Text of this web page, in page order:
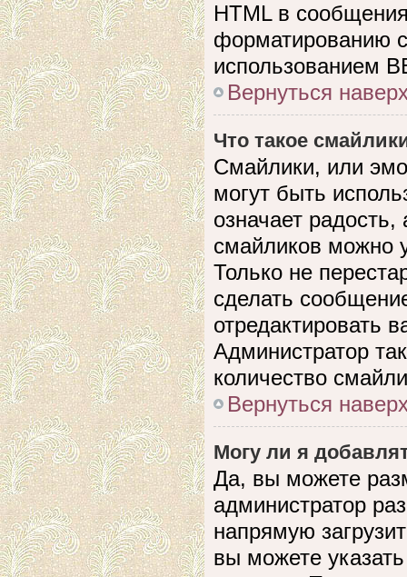
HTML в
форматированию
использованием
Вернуться
Что такое
Смайлики, или
могут быть
означает
смайликов можно
Только не
сделать
отредактировать
Администратор
количество
Вернуться
Могу ли я
Да, вы можете
администратор
напрямую
вы можете